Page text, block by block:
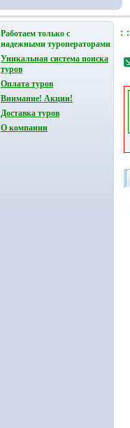
Работаем только с
надежными туроператорами
Уникальная система поиска
туров
Оплата туров
Внимание! Акции!
Доставка туров
О компании
: :